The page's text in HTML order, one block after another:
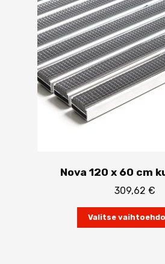
Nova 120 x 60 cm
309,62 €
Valitse